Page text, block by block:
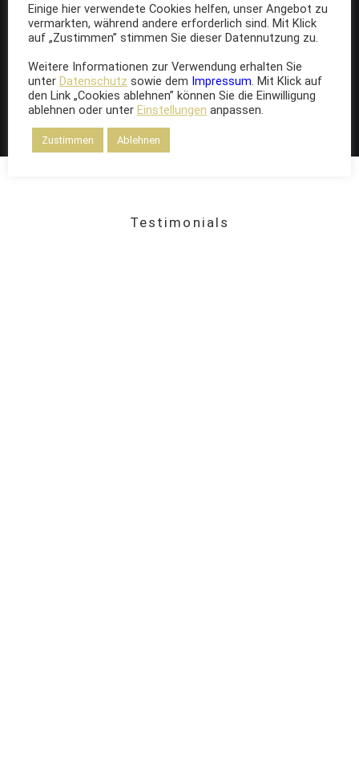
Testimonials
Einige hier verwendete Cookies helfen, unser Angebot zu
vermarkten, während andere erforderlich sind. Mit Klick
auf „Zustimmen” stimmen Sie dieser Datennutzung zu.
Weitere Informationen zur Verwendung erhalten Sie
unter Datenschutz sowie dem Impressum . Mit Klick auf
den Link „Cookies ablehnen” können Sie die Einwilligung
ablehnen oder unter Einstellungen anpassen.
Zustimmen Ablehnen